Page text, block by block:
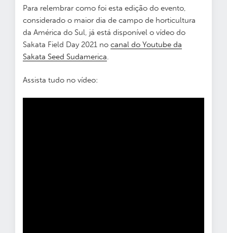
Para relembrar como foi esta edição do evento,
considerado o maior dia de campo de horticultura
da América do Sul, já está disponível o vídeo do
Sakata Field Day 2021 no canal do Youtube da
Sakata Seed Sudamerica.
Assista tudo no vídeo: